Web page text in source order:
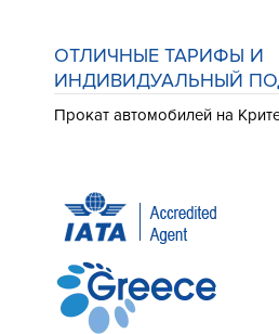
ОТЛИЧНЫЕ ТАРИФЫ И
ИНДИВИДУАЛЬНЫЙ
Прокат автомобилей на